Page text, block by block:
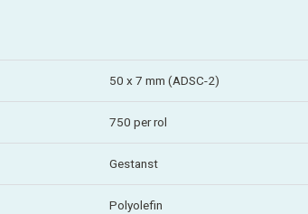
50 x 7 mm (ADSC-2)
750 per rol
Gestanst
Polyolefin